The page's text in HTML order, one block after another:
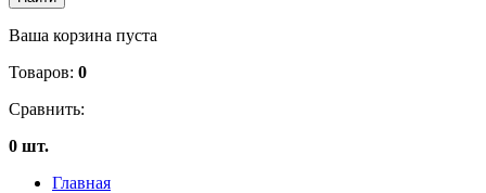
Ваша корзина пуста
Товаров: 0
Сравнить:
0 шт.
Главная